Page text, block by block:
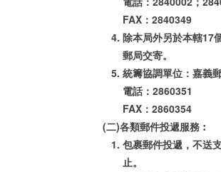
FAX：2840349
除本局外另於本轄17
郵局交寄。
統籌協調單位：嘉義
電話：2860351
FAX：2860354
(二)各類郵件投遞服務︰
包裹郵件投遞，不送
止。